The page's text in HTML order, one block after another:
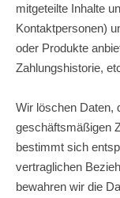
mitgeteilte Inhalte
Kontaktpersonen)
oder Produkte
Zahlungshistorie,
Wir löschen Daten,
geschäftsmäßigen
bestimmt sich
vertraglichen
bewahren wir die